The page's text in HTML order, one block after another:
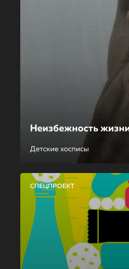
Неизбежность
Детские хосписы
СПЕЦПРОЕКТ